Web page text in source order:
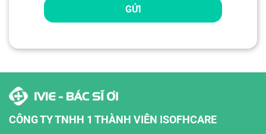
GỬI
CÔNG TY TNHH 1 THÀNH VIÊN ISOFHCARE